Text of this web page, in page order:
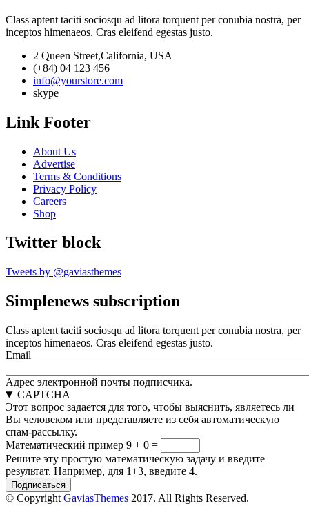
Class aptent taciti sociosqu ad litora torquent per conubia nostra, per
inceptos himenaeos. Cras eleifend egestas justo.
2 Queen Street,California, USA
(+84) 04 123 456
info@yourstore.com
skype
Link Footer
About Us
Advertise
Terms & Conditions
Privacy Policy
Careers
Shop
Twitter block
Tweets by @gaviasthemes
Simplenews subscription
Class aptent taciti sociosqu ad litora torquent per conubia nostra, per
inceptos himenaeos. Cras eleifend egestas justo.
Email
Адрес электронной почты подписчика.
CAPTCHA
Этот вопрос задается для того, чтобы выяснить, являетесь ли
Вы человеком или представляете из себя автоматическую
спам-рассылку.
Математический пример 9 + 0 =
Решите эту простую математическую задачу и введите
результат. Например, для 1+3, введите 4.
© Copyright GaviasThemes 2017. All Rights Reserved.